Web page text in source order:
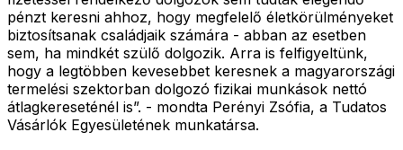
pénzt keresni ahhoz, hogy megfelelő életkörülményeket
biztosítsanak családjaik számára - abban az esetben
sem, ha mindkét szülő dolgozik. Arra is felfigyeltünk,
hogy a legtöbben kevesebbet keresnek a magyarországi
termelési szektorban dolgozó fizikai munkások nettó
átlagkereseténél is”. - mondta Perényi Zsófia, a Tudatos
Vásárlók Egyesületének munkatársa.